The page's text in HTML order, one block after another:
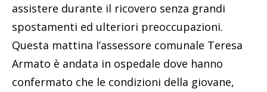
assistere durante il ricovero senza grandi
spostamenti ed ulteriori preoccupazioni.
Questa mattina l’assessore comunale Teresa
Armato è andata in ospedale dove hanno
confermato che le condizioni della giovane,